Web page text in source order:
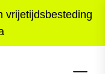
vrijetijdsbesteding